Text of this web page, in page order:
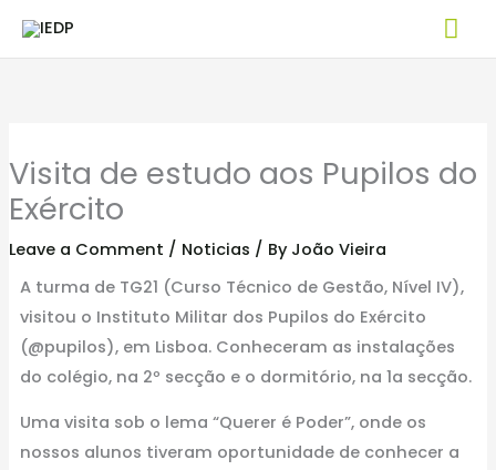
Visita de estudo aos Pupilos do
Exército
Leave a Comment / Noticias / By João Vieira
A turma de TG21 (Curso Técnico de Gestão, Nível IV),
visitou o Instituto Militar dos Pupilos do Exército
(@pupilos), em Lisboa. Conheceram as instalações
do colégio, na 2º secção e o dormitório, na 1a secção.
Uma visita sob o lema “Querer é Poder”, onde os
nossos alunos tiveram oportunidade de conhecer a